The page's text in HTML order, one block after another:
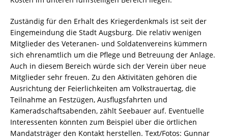
Zuständig für den Erhalt des Kriegerdenkmals ist seit der
Eingemeindung die Stadt Augsburg. Die relativ wenigen
Mitglieder des Veteranen- und Soldatenvereins kümmern
sich ehrenamtlich um die Pflege und Betreuung der Anlage.
Auch in diesem Bereich würde sich der Verein über neue
Mitglieder sehr freuen. Zu den Aktivitäten gehören die
Ausrichtung der Feierlichkeiten am Volkstrauertag, die
Teilnahme an Festzügen, Ausflugsfahrten und
Kameradschaftsabenden, zählt Seebauer auf. Eventuelle
Interessenten könnten zum Beispiel über die örtlichen
Mandatsträger den Kontakt herstellen. Text/Fotos: Gunnar